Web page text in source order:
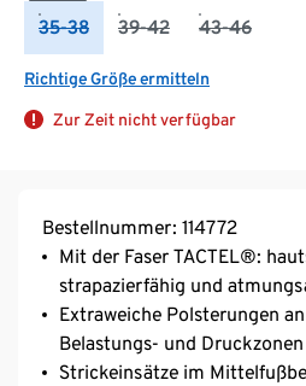
35-38 39-42 43-46
Richtige Größe ermitteln
Zur Zeit nicht verfügbar
Bestellnummer: 114772
Mit der Faser TACTEL®:
strapazierfähig und
Extraweiche Polsterungen
Belastungs- und Druckzonen
Strickeinsätze im